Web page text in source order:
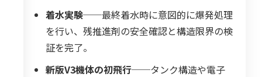
着水実験──最終着水時に意図的に爆発処理
を行い、残推進剤の安全確認と構造限界の検
証を完了。
新版V3機体の初飛行──タンク構造や電子